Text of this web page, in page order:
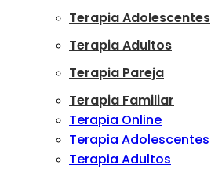
Terapia Adolescentes
Terapia Adultos
Terapia Pareja
Terapia Familiar
Terapia Online
Terapia Adolescentes
Terapia Adultos